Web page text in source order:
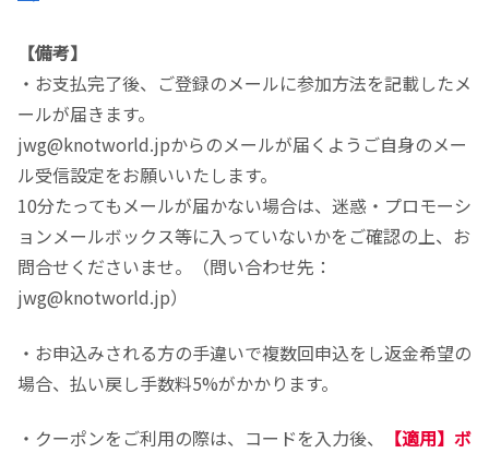
【備考】
・お支払完了後、ご登録のメールに参加方法を記載したメ
ールが届きます。
jwg@knotworld.jpからのメールが届くようご自身のメー
ル受信設定をお願いいたします。
10分たってもメールが届かない場合は、迷惑・プロモーシ
ョンメールボックス等に入っていないかをご確認の上、お
問合せくださいませ。（問い合わせ先：
jwg@knotworld.jp）
・お申込みされる方の手違いで複数回申込をし返金希望の
場合、払い戻し手数料5%がかかります。
・クーポンをご利用の際は、コードを入力後、
【適用】ボ